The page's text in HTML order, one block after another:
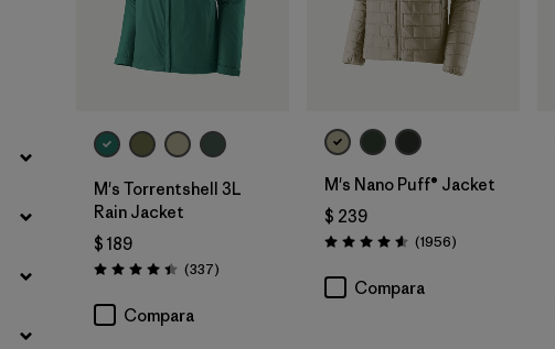
M's Torrentshell 3L
Rain Jacket
$ 189
Valoración: 4.4 / 5
(337Comentarios
)
Compara
M's Nano Puff® Jacket
$ 239
Valoración: 4.6 / 5
(1956Comentarios
)
Compara